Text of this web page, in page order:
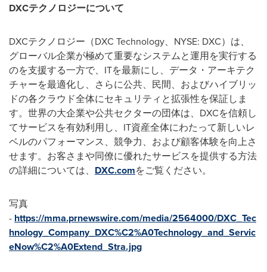
DXCテクノロジーについて
DXCテクノロジー（DXC Technology、 NYSE: DXC）は、
グローバル企業が極めて重要なシステムと運用を実行する
のを支援する一方で、 ITを最新にし、データ・アーキテク
チャーを最適化し、さらに公共、民間、およびハイブリッ
ドの各クラウド全体にセキュリティと拡張性を保証しま
す。世界の大企業や公共セクターの団体は、 DXCを信頼し
てサービスを有効利用し、 IT資産全体にわたって新しいレ
ベルのパフォーマンス、競争力、および顧客体験を向上さ
せます。お客さまや同僚に優れたサービスを提供する方法
の詳細については、 DXC.comをご覧ください。
写真
- https://mma.prnewswire.com/media/2564000/DXC_Tec
hnology_Company_DXC%C2%A0Technology_and_Servic
eNow%C2%A0Extend_Stra.jpg